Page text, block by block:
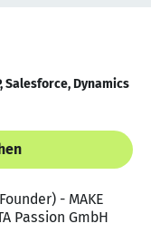
Salesforce, Dynamics
- MAKE
Passion GmbH